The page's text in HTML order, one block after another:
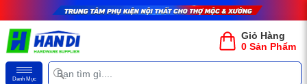
Giỏ Hàng
0 Sản Phẩm
Danh Mục